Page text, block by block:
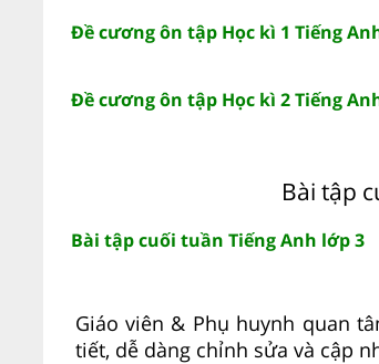
Đề cương ôn tập Học kì 1 Tiếng
Đề cương ôn tập Học kì 2 Tiếng
Bài tập
Bài tập cuối tuần Tiếng Anh lớp 3
Giáo viên & Phụ huynh quan
tiết, dễ dàng chỉnh sửa và cập